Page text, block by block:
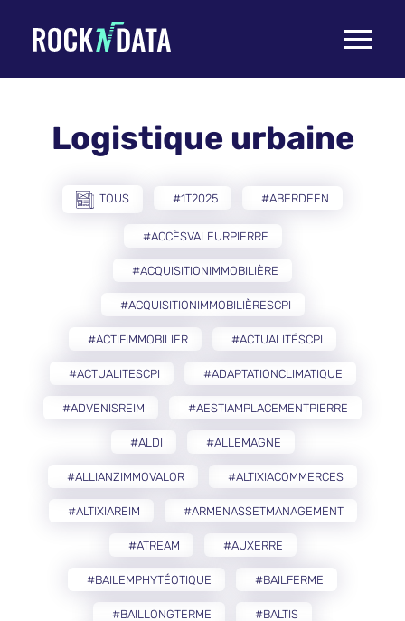
Toggle
Logistique urbaine
TOUS #1T2025 #ABERDEEN
#ACCÈSVALEURPIERRE
#ACQUISITIONIMMOBILIÈRE
#ACQUISITIONIMMOBILIÈRESCPI
#ACTIFIMMOBILIER #ACTUALITÉSCPI
#ACTUALITESCPI #ADAPTATIONCLIMATIQUE
#ADVENISREIM #AESTIAMPLACEMENTPIERRE
#ALDI #ALLEMAGNE
#ALLIANZIMMOVALOR #ALTIXIACOMMERCES
#ALTIXIAREIM #ARMENASSETMANAGEMENT
#ATREAM #AUXERRE
#BAILEMPHYTÉOTIQUE #BAILFERME
#BAILLONGTERME #BALTIS